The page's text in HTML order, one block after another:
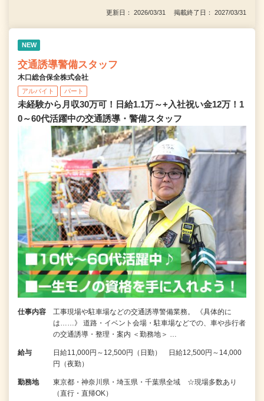
更新日： 2026/03/31 掲載終了日： 2027/03/31
NEW
交通誘導警備スタッフ
木口総合保全株式会社
アルバイト パート
未経験から月収30万可！日給1.1万～+入社祝い金12万！1
0～60代活躍中の交通誘導・警備スタッフ
仕事内容
工事現場や駐車場などの交通誘導警備業務。 《具体的に
は……》 道路・イベント会場・駐車場などでの、車や歩行者
の交通誘導・整理・案内 ＜勤務地＞ …
給与
日給11,000円～12,500円（日勤） 日給12,500円～14,000
円（夜勤）
勤務地
東京都・神奈川県・埼玉県・千葉県全域 ☆現場多数あり
（直行・直帰OK）